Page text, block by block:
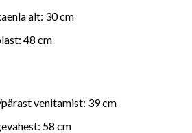
alt: 30 cm
48 cm
venitamist: 39 cm
58 cm